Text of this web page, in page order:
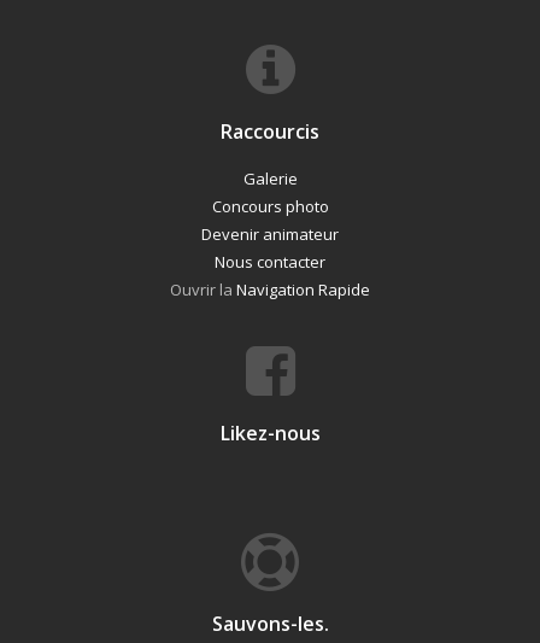
Raccourcis
Galerie
Concours photo
Devenir animateur
Nous contacter
Ouvrir la Navigation Rapide
Likez-nous
Sauvons-les.